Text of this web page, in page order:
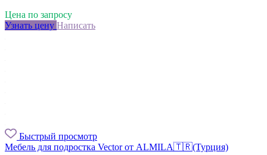
Цена по запросу
Узнать цену Написать
Быстрый просмотр
Мебель для подростка Vector от ALMILA🇹🇷(Турция)